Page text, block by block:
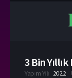
3 Bin
Yapım Yılı 2022